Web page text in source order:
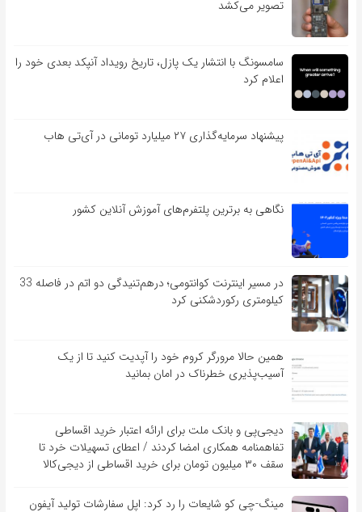
تصویر می‌کشد
سامسونگ با انتشار یک پازل، تاریخ رویداد آنپکد بعدی خود را
اعلام کرد
پیشنهاد سرمایه‌گذاری ۲۷ میلیارد تومانی در آی‌تی هاب
نگاهی به برترین پلتفرم‌های آموزش آنلاین کشور
در مسیر اینترنت کوانتومی؛ درهم‌تنیدگی دو اتم در فاصله 33
کیلومتری رکوردشکنی کرد
همین حالا مرورگر کروم خود را آپدیت کنید تا از یک
آسیب‌‌‌‌پذیری خطرناک در امان بمانید
دیجی‌پی و بانک ملت برای ارائه اعتبار خرید اقساطی
تفاهم‎نامه همکاری امضا کردند / اعطای تسهیلات خرد تا
سقف ۳۰ میلیون تومان برای خرید اقساطی از دیجی‌کالا
مینگ-چی کو شایعات را رد کرد: اپل سفارشات تولید آیفون